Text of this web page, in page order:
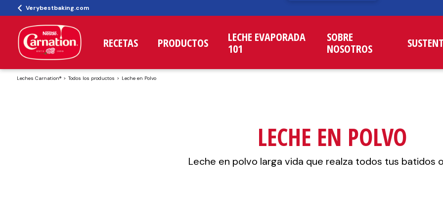
Verybestbaking.com
RECETAS PRODUCTOS
LECHE EVAPORADA
101
SOBRE
NOSOTROS
Leches Carnation® Todos los productos Leche en Polvo
LECHE EN POLVO
Leche en polvo larga vida que realza todos tus batidos